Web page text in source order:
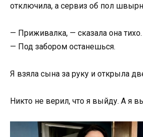
отключила, а сервиз об пол
— Приживалка, — сказала она тихо.
— Под забором останешься.
Я взяла сына за руку и открыла
Никто не верил, что я выйду. А я